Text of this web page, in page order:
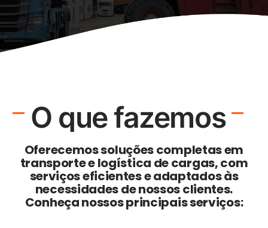
O que fazemos
Oferecemos soluções completas em
transporte e logística de cargas, com
serviços eficientes e adaptados às
necessidades de nossos clientes.
Conheça nossos principais serviços: